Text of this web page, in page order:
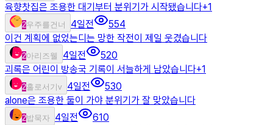
육향찻집은 조용한 대기부터 분위기가 시작됐습니다+1
2우주를건너 4일전
554
이건 계획에 없었는디는 망한 작전이 제일 웃겼습니다
2아리즈웰 4일전
520
괴록은 어린이 방송국 기록이 서늘하게 남았습니다+1
2홀로서기v 4일전
530
alone은 조용한 둘이 가야 분위기가 잘 맞았습니다
2밥묵자 4일전
610